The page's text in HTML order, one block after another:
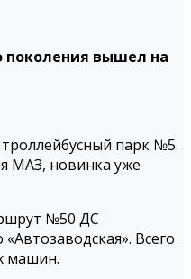
поколения вышел на
парк №5.
МАЗ, новинка уже
№50 ДС
Всего
машин.